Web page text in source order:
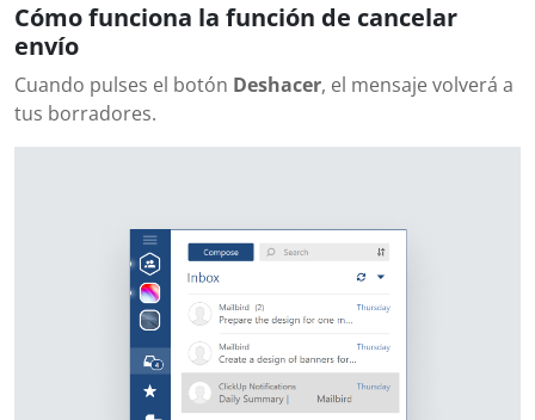
Cómo funciona la función de cancelar
envío
Cuando pulses el botón Deshacer, el mensaje volverá a
tus borradores.